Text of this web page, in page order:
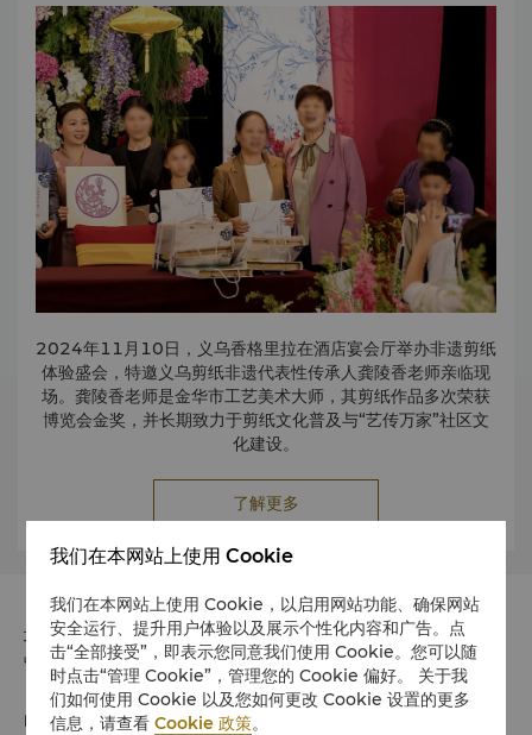
2024年11月10日，义乌香格里拉在酒店宴会厅举办非遗剪纸
体验盛会，特邀义乌剪纸非遗代表性传承人龚陵香老师亲临现
场。龚陵香老师是金华市工艺美术大师，其剪纸作品多次荣获
博览会金奖，并长期致力于剪纸文化普及与“艺传万家”社区文
化建设。
活动中，龚老师从剪纸的起源讲起，并以义乌市花月季
和“春”字为例，生动演示剪纸技法。宾客们在老师的悉心指导
化的魅力与匠心。
此次非遗剪纸体验，不仅让宾客领略了剪纸艺术的深厚底蕴，
更架起了家庭与文化、艺术与生活之间的桥梁。义乌香格里拉
将继续以文化为媒，用心传递传统之美，践行对社区的责任与
感恩。
了解更多
地址
中国浙江省义乌市福田路6号、8号 邮政编码 322000
电话
我们在本网站上使用 Cookie
我们在本网站上使用 Cookie，以启用网站功能、确保网站
安全运行、提升用户体验以及展示个性化内容和广告。点
击“全部接受”，即表示您同意我们使用 Cookie。您可以随
时点击“管理 Cookie”，管理您的 Cookie 偏好。 关于我
们如何使用 Cookie 以及您如何更改 Cookie 设置的更多
信息，请查看Cookie 政策。